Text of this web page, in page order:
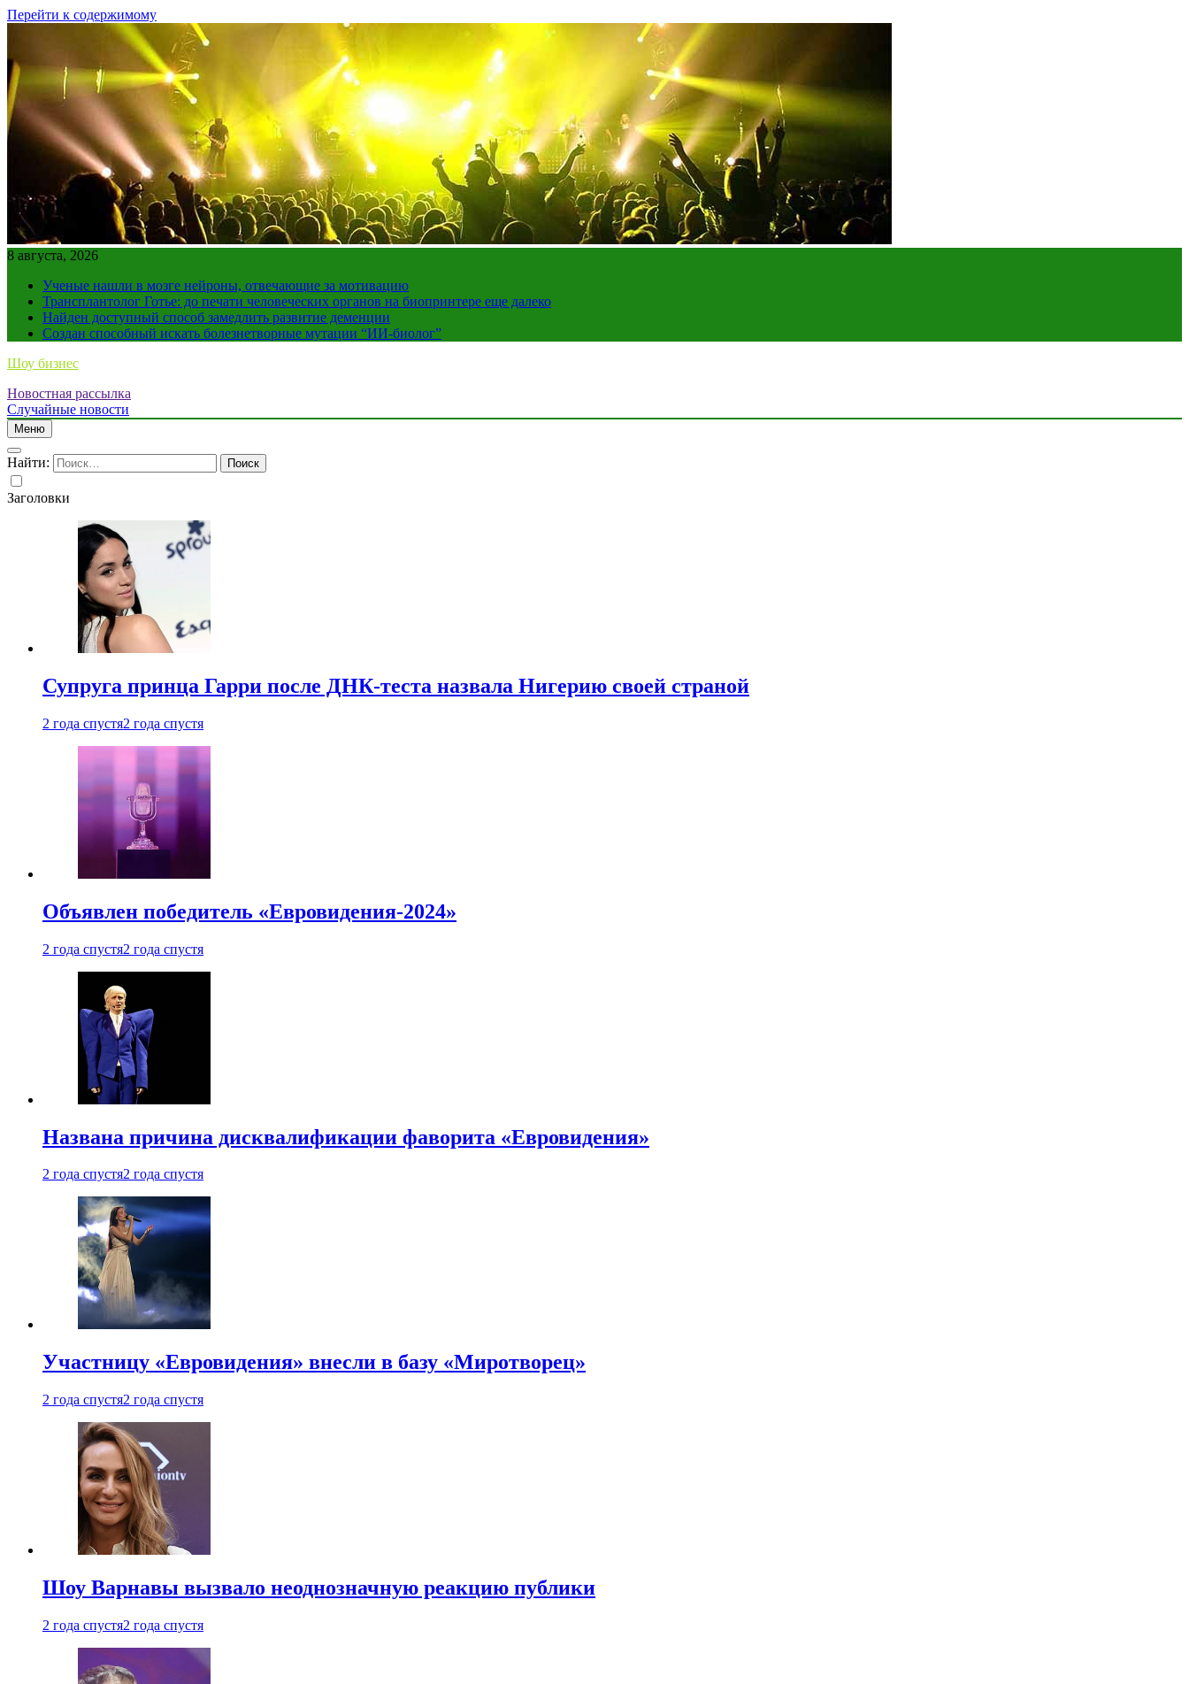
Перейти к содержимому
8 августа, 2026
Ученые нашли в мозге нейроны, отвечающие за мотивацию
Трансплантолог Готье: до печати человеческих органов на биопринтере еще далеко
Найден доступный способ замедлить развитие деменции
Создан способный искать болезнетворные мутации “ИИ-биолог”
Шоу бизнес
Новостная рассылка
Случайные новости
Меню
Найти:
Заголовки
Супруга принца Гарри после ДНК-теста назвала Нигерию своей страной
2 года спустя2 года спустя
Объявлен победитель «Евровидения-2024»
2 года спустя2 года спустя
Названа причина дисквалификации фаворита «Евровидения»
2 года спустя2 года спустя
Участницу «Евровидения» внесли в базу «Миротворец»
2 года спустя2 года спустя
Шоу Варнавы вызвало неоднозначную реакцию публики
2 года спустя2 года спустя